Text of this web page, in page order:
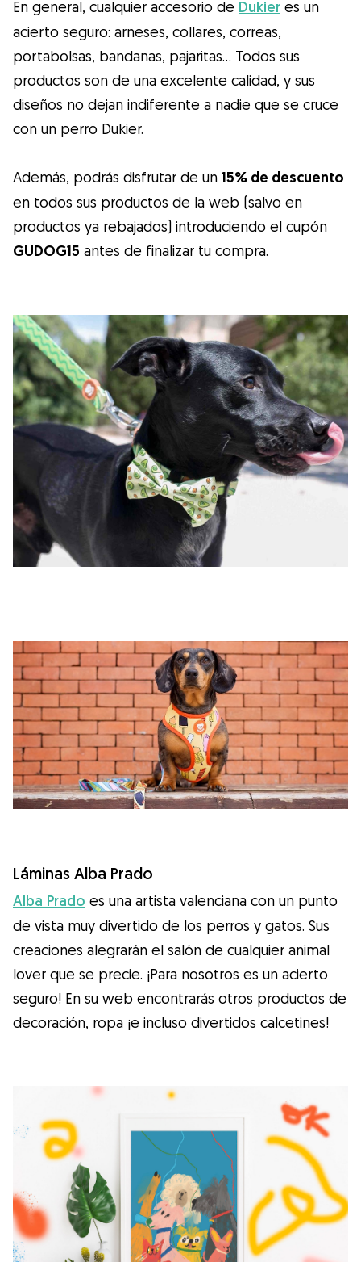
En general, cualquier accesorio de Dukier es un
acierto seguro: arneses, collares, correas,
portabolsas, bandanas, pajaritas… Todos sus
productos son de una excelente calidad, y sus
diseños no dejan indiferente a nadie que se cruce
con un perro Dukier.
Además, podrás disfrutar de un 15% de descuento
en todos sus productos de la web (salvo en
productos ya rebajados) introduciendo el cupón
GUDOG15 antes de finalizar tu compra.
Láminas Alba Prado
Alba Prado es una artista valenciana con un punto
de vista muy divertido de los perros y gatos. Sus
creaciones alegrarán el salón de cualquier animal
lover que se precie. ¡Para nosotros es un acierto
seguro! En su web encontrarás otros productos de
decoración, ropa ¡e incluso divertidos calcetines!